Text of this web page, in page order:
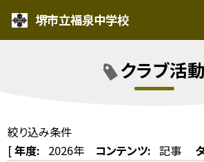
堺市立福泉中学校
クラブ活動
絞り込み条件
[年度: 2026年 コンテンツ: 記事